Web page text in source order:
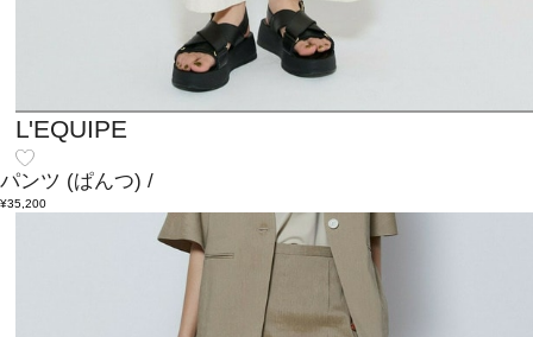
L'EQUIPE
パンツ (ぱんつ) /
¥35,200